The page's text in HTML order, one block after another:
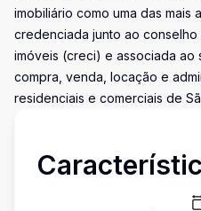
imobiliário como uma das mais
credenciada junto ao
imóveis (creci) e associada ao
compra, venda, locação e
residenciais e comerciais de